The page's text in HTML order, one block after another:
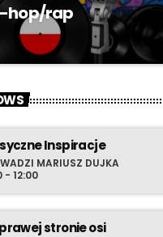
hop/rap
Inspiracje
MARIUSZ DUJKA
- 12:00
stronie osi